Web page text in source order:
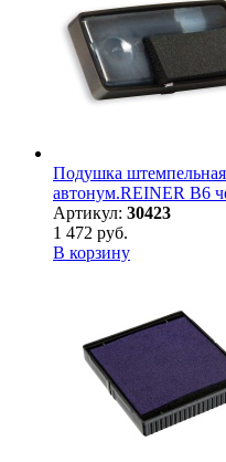
Подушка
автонум.REINER B6
Артикул: 30423
1 472 руб.
В корзину